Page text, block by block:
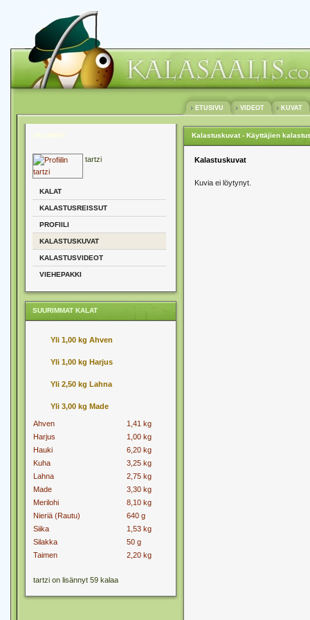
ETUSIVU VIDEOT KUVAT
tartzi
KALAT
KALASTUSREISSUT
PROFIILI
KALASTUSKUVAT
KALASTUSVIDEOT
VIEHEPAKKI
SUURIMMAT KALAT
Yli 1,00 kg Ahven
Yli 1,00 kg Harjus
Yli 2,50 kg Lahna
Yli 3,00 kg Made
Ahven
1,41 kg
Harjus
1,00 kg
Hauki
6,20 kg
Kuha
3,25 kg
Lahna
2,75 kg
Made
3,30 kg
Merilohi
8,10 kg
Nieriä (Rautu)
640 g
Siika
1,53 kg
Silakka
50 g
Taimen
2,20 kg
tartzi on lisännyt 59 kalaa
Kalastuskuvat - Käyttäjien
Kalastuskuvat
Kuvia ei löytynyt.